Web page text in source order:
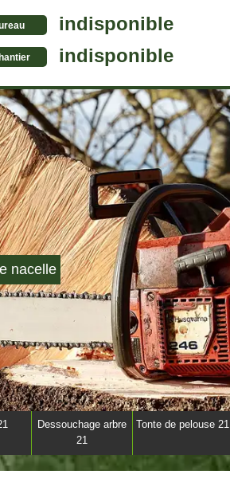
indisponible
indisponible
nacelle
Dessouchage arbre
21
Tonte de pelouse 21